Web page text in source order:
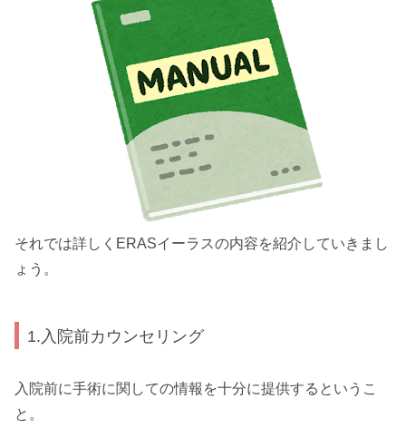
それでは詳しくERASイーラスの内容を紹介していきまし
ょう。
1.入院前カウンセリング
入院前に手術に関しての情報を十分に提供するというこ
と。